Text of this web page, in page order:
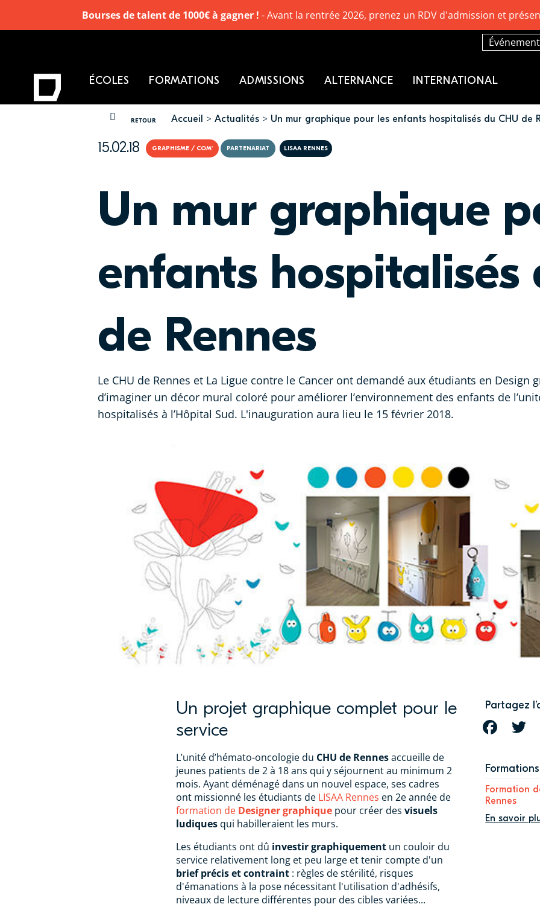
RETOUR
VOUS ÊTES ICI Accueil Actualités Un mur graphique pour les enfants hospitalisés du CHU de
15.02.18 GRAPHISME / COM' PARTENARIAT LISAA RENNES
Un mur graphique
enfants hospitalisés
de Rennes
Le CHU de Rennes et La Ligue contre le Cancer ont demandé aux étudiants en Design
d’imaginer un décor mural coloré pour améliorer l’environnement des enfants de
hospitalisés à l’Hôpital Sud. L'inauguration aura lieu le 15 février 2018.
Un projet graphique complet pour le
service
L’unité d’hémato-oncologie du CHU de Rennesaccueille de
jeunes patients de 2 à 18 ans qui y séjournent au minimum 2
mois. Ayant déménagé dans un nouvel espace, ses cadres
ont missionné les étudiants de LISAA Rennes en 2e année de
formation de Designer graphique pour créer des visuels
ludiques qui habilleraient les murs.
Les étudiants ont dû investir graphiquement un couloir du
service relativement long et peu large et tenir compte d'un
brief précis et contraint : règles de stérilité, risques
d'émanations à la pose nécessitant l'utilisation d'adhésifs,
niveaux de lecture différentes pour des cibles variées...
Partagez
FACEBOOK
Formation
Rennes
En savoir
ÉCOLES FORMATIONS ADMISSIONS ALTERNANCE INTERNATIONAL
Bourses de talent de 1000€ à gagner ! - Avant la rentrée 2026, prenez un RDV d'admission et